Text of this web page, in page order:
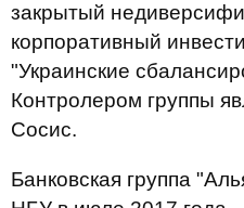
закрытый
корпоративный
"Украинские
Контролером группы
Сосис.
Банковская группа